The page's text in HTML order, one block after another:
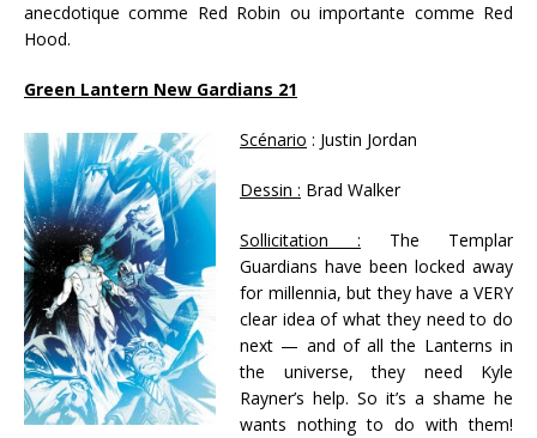
anecdotique comme Red Robin ou importante comme Red
Hood.
Green Lantern New Gardians 21
Scénario : Justin Jordan
Dessin : Brad Walker
Sollicitation : The Templar
Guardians have been locked away
for millennia, but they have a VERY
clear idea of what they need to do
next — and of all the Lanterns in
the universe, they need Kyle
Rayner’s help. So it’s a shame he
wants nothing to do with them!